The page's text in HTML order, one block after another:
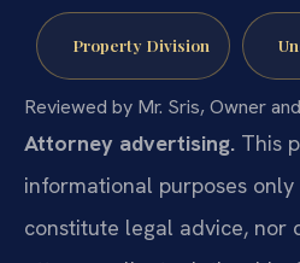
Property Division
Reviewed by Mr. Sris, Owner
Attorney advertising. This
informational purposes
constitute legal advice, nor